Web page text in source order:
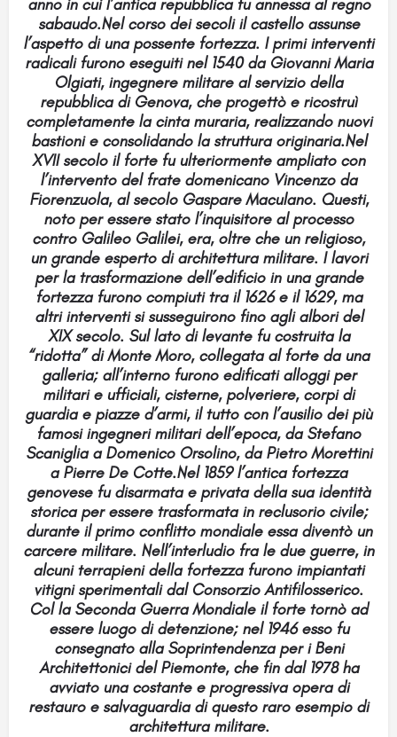
anno in cui l’antica repubblica fu annessa al regno
sabaudo.Nel corso dei secoli il castello assunse
l’aspetto di una possente fortezza. I primi interventi
radicali furono eseguiti nel 1540 da Giovanni Maria
Olgiati, ingegnere militare al servizio della
repubblica di Genova, che progettò e ricostruì
completamente la cinta muraria, realizzando nuovi
bastioni e consolidando la struttura originaria.Nel
XVII secolo il forte fu ulteriormente ampliato con
l’intervento del frate domenicano Vincenzo da
Fiorenzuola, al secolo Gaspare Maculano. Questi,
noto per essere stato l’inquisitore al processo
contro Galileo Galilei, era, oltre che un religioso,
un grande esperto di architettura militare. I lavori
per la trasformazione dell’edificio in una grande
fortezza furono compiuti tra il 1626 e il 1629, ma
altri interventi si susseguirono fino agli albori del
XIX secolo. Sul lato di levante fu costruita la
“ridotta” di Monte Moro, collegata al forte da una
galleria; all’interno furono edificati alloggi per
militari e ufficiali, cisterne, polveriere, corpi di
guardia e piazze d’armi, il tutto con l’ausilio dei più
famosi ingegneri militari dell’epoca, da Stefano
Scaniglia a Domenico Orsolino, da Pietro Morettini
a Pierre De Cotte.Nel 1859 l’antica fortezza
genovese fu disarmata e privata della sua identità
storica per essere trasformata in reclusorio civile;
durante il primo conflitto mondiale essa diventò un
carcere militare. Nell’interludio fra le due guerre, in
alcuni terrapieni della fortezza furono impiantati
vitigni sperimentali dal Consorzio Antifilosserico.
Col la Seconda Guerra Mondiale il forte tornò ad
essere luogo di detenzione; nel 1946 esso fu
consegnato alla Soprintendenza per i Beni
Architettonici del Piemonte, che fin dal 1978 ha
avviato una costante e progressiva opera di
restauro e salvaguardia di questo raro esempio di
architettura militare.